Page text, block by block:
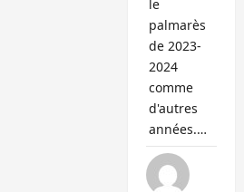
le
palmarès
de 2023-
2024
comme
d'autres
années.…